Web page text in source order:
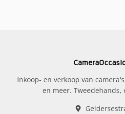
Inkoop- en verkoop van
en meer.